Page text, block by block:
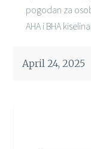
pogodan za
AHA i BHA
April 24, 2025